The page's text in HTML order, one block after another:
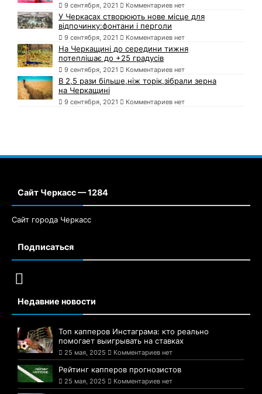
9 сентября, 2021 Комментариев нет
У Черкасах створюють нове місце для
відпочинку:фонтани і перголи
9 сентября, 2021 Комментариев нет
На Черкащині до середини тижня
потеплішає до +25 градусів
9 сентября, 2021 Комментариев нет
В 2,5 рази більше,ніж торік,зібрали зерна
на Черкащині
9 сентября, 2021 Комментариев нет
Сайт Черкасс — 1284
Сайт города Черкасс
Подписаться
Недавние новости
Топ капперов Инстаграма: кто реально
помогает выигрывать на ставках
25 мая, 2025 Комментариев нет
Рейтинг капперов прогнозистов
25 мая, 2025 Комментариев нет